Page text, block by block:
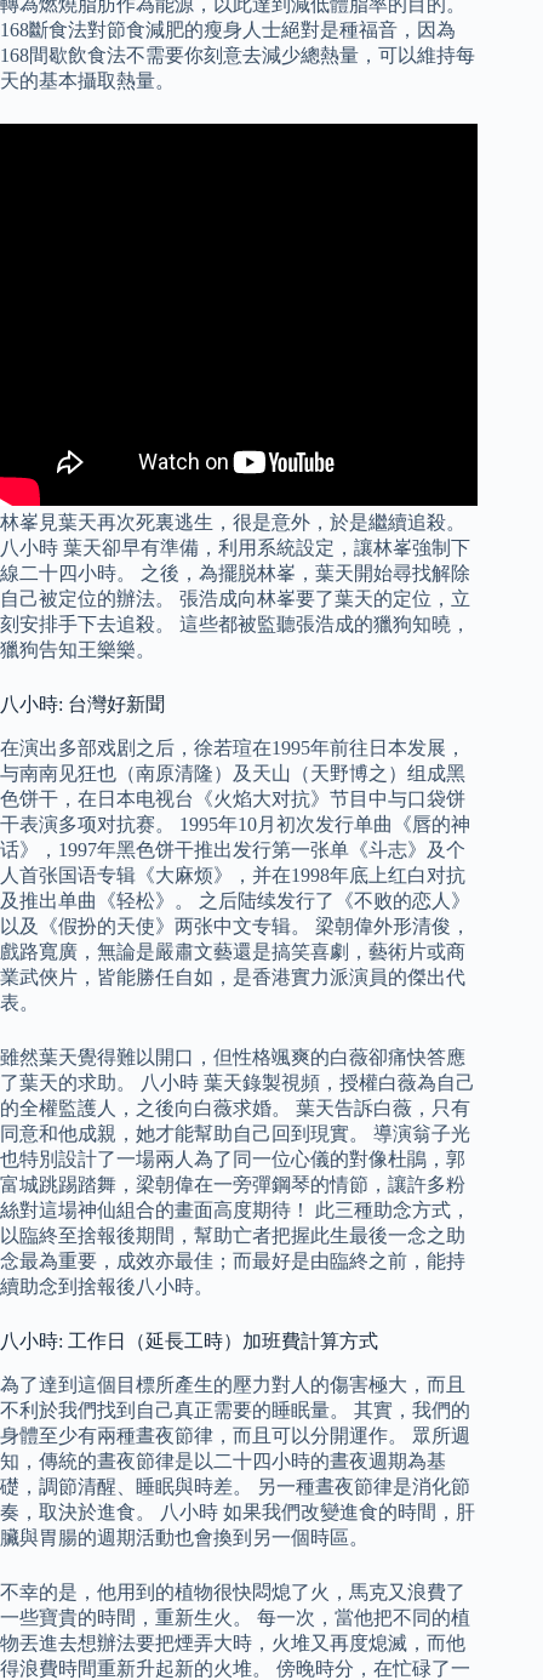
轉為燃燒脂肪作為能源，以此達到減低體脂率的目的。
168斷食法對節食減肥的瘦身人士絕對是種福音，因為
168間歇飲食法不需要你刻意去減少總熱量，可以維持每
天的基本攝取熱量。
林峯見葉天再次死裏逃生，很是意外，於是繼續追殺。
八小時 葉天卻早有準備，利用系統設定，讓林峯強制下
線二十四小時。 之後，為擺脱林峯，葉天開始尋找解除
自己被定位的辦法。 張浩成向林峯要了葉天的定位，立
刻安排手下去追殺。 這些都被監聽張浩成的獵狗知曉，
獵狗告知王樂樂。
八小時: 台灣好新聞
在演出多部戏剧之后，徐若瑄在1995年前往日本发展，
与南南见狂也（南原清隆）及天山（天野博之）组成黑
色饼干，在日本电视台《火焰大对抗》节目中与口袋饼
干表演多项对抗赛。 1995年10月初次发行单曲《唇的神
话》，1997年黑色饼干推出发行第一张单《斗志》及个
人首张国语专辑《大麻烦》，并在1998年底上红白对抗
及推出单曲《轻松》。 之后陆续发行了《不败的恋人》
以及《假扮的天使》两张中文专辑。 梁朝偉外形清俊，
戲路寬廣，無論是嚴肅文藝還是搞笑喜劇，藝術片或商
業武俠片，皆能勝任自如，是香港實力派演員的傑出代
表。
雖然葉天覺得難以開口，但性格颯爽的白薇卻痛快答應
了葉天的求助。 八小時 葉天錄製視頻，授權白薇為自己
的全權監護人，之後向白薇求婚。 葉天告訴白薇，只有
同意和他成親，她才能幫助自己回到現實。 導演翁子光
也特別設計了一場兩人為了同一位心儀的對像杜鵑，郭
富城跳踢踏舞，梁朝偉在一旁彈鋼琴的情節，讓許多粉
絲對這場神仙組合的畫面高度期待！ 此三種助念方式，
以臨終至捨報後期間，幫助亡者把握此生最後一念之助
念最為重要，成效亦最佳；而最好是由臨終之前，能持
續助念到捨報後八小時。
八小時: 工作日（延長工時）加班費計算方式
為了達到這個目標所產生的壓力對人的傷害極大，而且
不利於我們找到自己真正需要的睡眠量。 其實，我們的
身體至少有兩種晝夜節律，而且可以分開運作。 眾所週
知，傳統的晝夜節律是以二十四小時的晝夜週期為基
礎，調節清醒、睡眠與時差。 另一種晝夜節律是消化節
奏，取決於進食。 八小時 如果我們改變進食的時間，肝
臟與胃腸的週期活動也會換到另一個時區。
不幸的是，他用到的植物很快悶熄了火，馬克又浪費了
一些寶貴的時間，重新生火。 每一次，當他把不同的植
物丟進去想辦法要把煙弄大時，火堆又再度熄滅，而他
得浪費時間重新升起新的火堆。 傍晚時分，在忙碌了一